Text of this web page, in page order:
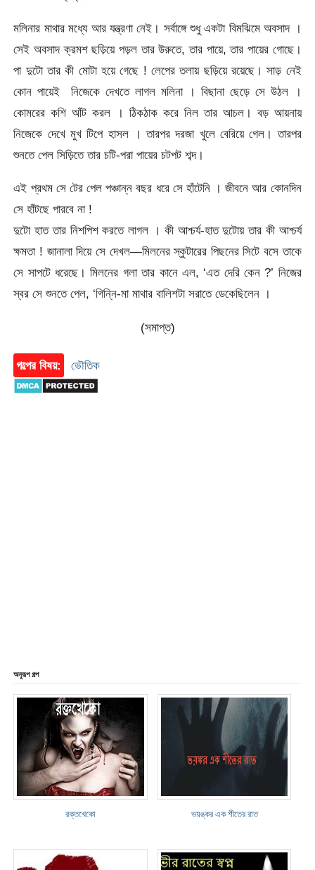
মলিনার মাথার মধ্যে আর যন্ত্রণা নেই। সর্বাঙ্গে শুধু একটা বিমঝিমে অবসাদ ।
সেই অবসাদ ক্রমশ ছড়িয়ে পড়ল তার উরুতে, তার পায়ে, তার পায়ের গোছে।
পা দুটো তার কী মোটা হয়ে গেছে ! লেপের তলায় ছড়িয়ে রয়েছে। সাড় নেই
কোন পায়েই নিজেকে দেখতে লাগল মলিনা । বিছানা ছেড়ে সে উঠল ।
কোমরের কশি আঁট করল । ঠিকঠাক করে নিল তার আচল। বড় আয়নায়
নিজেকে দেখে মুখ টিপে হাসল । তারপর দরজা খুলে বেরিয়ে গেল। তারপর
শুনতে পেল সিড়িতে তার চটি-পরা পায়ের চটপট শব্দ।
এই প্রথম সে টের পেল পঞ্চান্ন বছর ধরে সে হাঁটেনি । জীবনে আর কোনদিন
সে হাঁটছে পারবে না !
দুটো হাত তার নিশপিশ করতে লাগল । কী আশ্চর্য-হাত দুটোয় তার কী আশ্চর্য
ক্ষমতা ! জানালা দিয়ে সে দেখল—মিলনের স্কুটারের পিছনের সিটে বসে তাকে
সে সাপটে ধরেছে। মিলনের গলা তার কানে এল, ‘এত দেরি কেন ?’ নিজের
স্বর সে শুনতে পেল, ‘গিন্নি-মা মাথার বালিশটা সরাতে ডেকেছিলেন ।
(সমাপ্ত)
গল্পের বিষয়: ভৌতিক
অনুরূপ গল্প
রক্তখেকো ভয়ঙ্কর এক শীতের রাত